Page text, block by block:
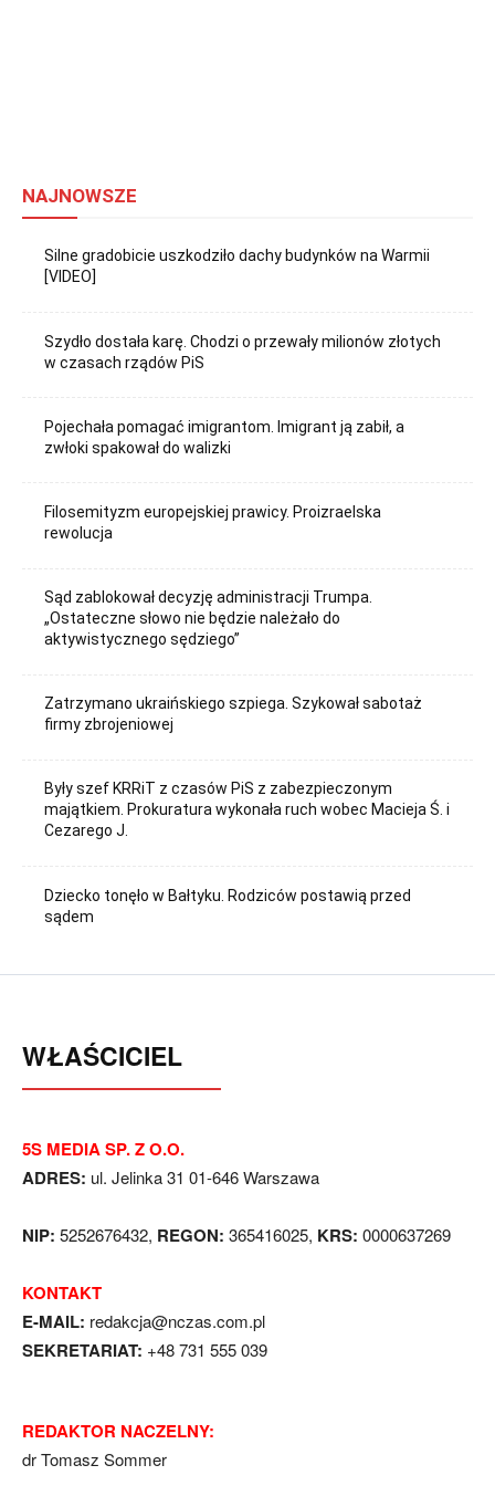
NAJNOWSZE
Silne gradobicie uszkodziło dachy budynków na Warmii
[VIDEO]
Szydło dostała karę. Chodzi o przewały milionów złotych
w czasach rządów PiS
Pojechała pomagać imigrantom. Imigrant ją zabił, a
zwłoki spakował do walizki
Filosemityzm europejskiej prawicy. Proizraelska
rewolucja
Sąd zablokował decyzję administracji Trumpa.
„Ostateczne słowo nie będzie należało do
aktywistycznego sędziego”
Zatrzymano ukraińskiego szpiega. Szykował sabotaż
firmy zbrojeniowej
Były szef KRRiT z czasów PiS z zabezpieczonym
majątkiem. Prokuratura wykonała ruch wobec Macieja Ś. i
Cezarego J.
Dziecko tonęło w Bałtyku. Rodziców postawią przed
sądem
WŁAŚCICIEL
5S MEDIA SP. Z O.O.
ADRES: ul. Jelinka 31 01-646 Warszawa
NIP: 5252676432, REGON: 365416025, KRS: 0000637269
KONTAKT
E-MAIL: redakcja@nczas.com.pl
SEKRETARIAT: +48 731 555 039
REDAKTOR NACZELNY:
dr Tomasz Sommer